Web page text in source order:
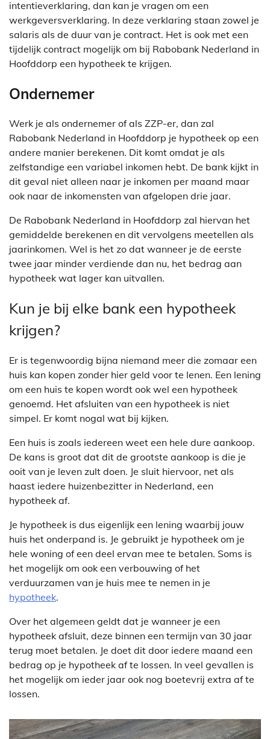
intentieverklaring, dan kan je vragen om een
werkgeversverklaring. In deze verklaring staan zowel je
salaris als de duur van je contract. Het is ook met een
tijdelijk contract mogelijk om bij Rabobank Nederland in
Hoofddorp een hypotheek te krijgen.
Ondernemer
Werk je als ondernemer of als ZZP-er, dan zal
Rabobank Nederland in Hoofddorp je hypotheek op een
andere manier berekenen. Dit komt omdat je als
zelfstandige een variabel inkomen hebt. De bank kijkt in
dit geval niet alleen naar je inkomen per maand maar
ook naar de inkomensten van afgelopen drie jaar.
De Rabobank Nederland in Hoofddorp zal hiervan het
gemiddelde berekenen en dit vervolgens meetellen als
jaarinkomen. Wel is het zo dat wanneer je de eerste
twee jaar minder verdiende dan nu, het bedrag aan
hypotheek wat lager kan uitvallen.
Kun je bij elke bank een hypotheek
krijgen?
Er is tegenwoordig bijna niemand meer die zomaar een
huis kan kopen zonder hier geld voor te lenen. Een lening
om een huis te kopen wordt ook wel een hypotheek
genoemd. Het afsluiten van een hypotheek is niet
simpel. Er komt nogal wat bij kijken.
Een huis is zoals iedereen weet een hele dure aankoop.
De kans is groot dat dit de grootste aankoop is die je
ooit van je leven zult doen. Je sluit hiervoor, net als
haast iedere huizenbezitter in Nederland, een
hypotheek af.
Je hypotheek is dus eigenlijk een lening waarbij jouw
huis het onderpand is. Je gebruikt je hypotheek om je
hele woning of een deel ervan mee te betalen. Soms is
het mogelijk om ook een verbouwing of het
verduurzamen van je huis mee te nemen in je
hypotheek.
Over het algemeen geldt dat je wanneer je een
hypotheek afsluit, deze binnen een termijn van 30 jaar
terug moet betalen. Je doet dit door iedere maand een
bedrag op je hypotheek af te lossen. In veel gevallen is
het mogelijk om ieder jaar ook nog boetevrij extra af te
lossen.